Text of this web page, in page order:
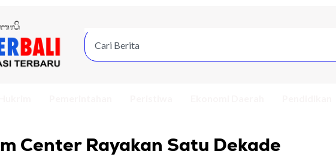
Center Rayakan Satu Dekade